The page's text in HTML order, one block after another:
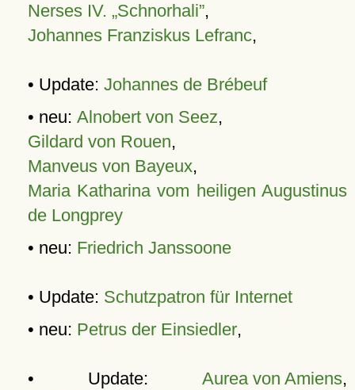
Nerses IV. „Schnorhali”,
Johannes Franziskus Lefranc,
• Update: Johannes de Brébeuf
• neu: Alnobert von Seez,
Gildard von Rouen,
Manveus von Bayeux,
Maria Katharina vom heiligen Augustinus
de Longprey
• neu: Friedrich Janssoone
• Update: Schutzpatron für Internet
• neu: Petrus der Einsiedler,
• Update: Aurea von Amiens,